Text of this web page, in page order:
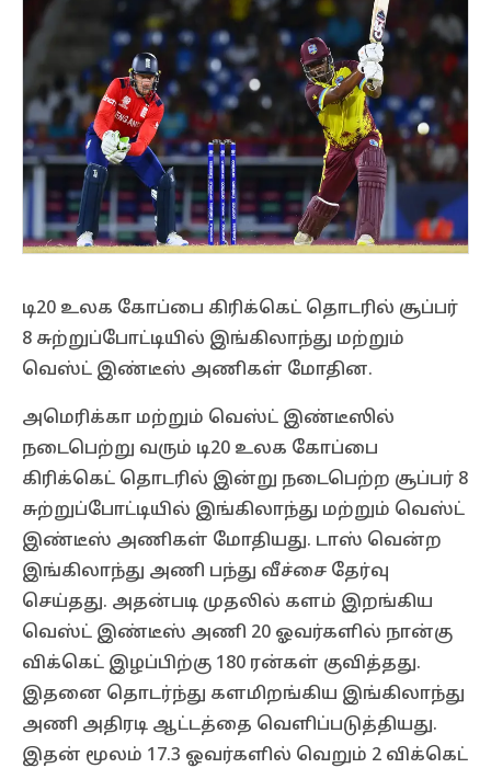
டி20 உலக கோப்பை கிரிக்கெட் தொடரில் சூப்பர்
8 சுற்றுப்போட்டியில் இங்கிலாந்து மற்றும்
வெஸ்ட் இண்டீஸ் அணிகள் மோதின.
அமெரிக்கா மற்றும் வெஸ்ட் இண்டீஸில்
நடைபெற்று வரும் டி20 உலக கோப்பை
கிரிக்கெட் தொடரில் இன்று நடைபெற்ற சூப்பர் 8
சுற்றுப்போட்டியில் இங்கிலாந்து மற்றும் வெஸ்ட்
இண்டீஸ் அணிகள் மோதியது. டாஸ் வென்ற
இங்கிலாந்து அணி பந்து வீச்சை தேர்வு
செய்தது. அதன்படி முதலில் களம் இறங்கிய
வெஸ்ட் இண்டீஸ் அணி 20 ஓவர்களில் நான்கு
விக்கெட் இழப்பிற்கு 180 ரன்கள் குவித்தது.
இதனை தொடர்ந்து களமிறங்கிய இங்கிலாந்து
அணி அதிரடி ஆட்டத்தை வெளிப்படுத்தியது.
இதன் மூலம் 17.3 ஓவர்களில் வெறும் 2 விக்கெட்